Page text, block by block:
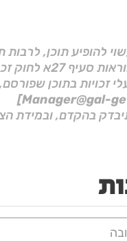
להופיע תוכן,
זכויות יוצרים, התשס"ח–2007.
זכויות בתוכן
בהקדם, ובמידת